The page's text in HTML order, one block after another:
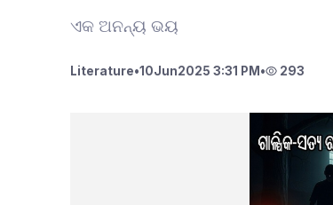
ଏକ ଅନନ୍ୟ ଭୟ
Literature•10Jun2025 3:31 PM • 293